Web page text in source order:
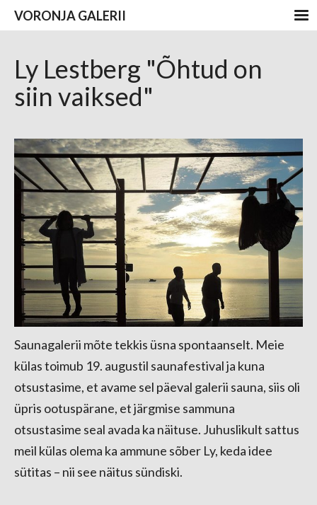
VORONJA GALERII
Ly Lestberg "Õhtud on
siin vaiksed"
Saunagalerii mõte tekkis üsna spontaanselt. Meie
külas toimub 19. augustil saunafestival ja kuna
otsustasime, et avame sel päeval galerii sauna, siis oli
üpris ootuspärane, et järgmise sammuna
otsustasime seal avada ka näituse. Juhuslikult sattus
meil külas olema ka ammune sõber Ly, keda idee
sütitas – nii see näitus sündiski.